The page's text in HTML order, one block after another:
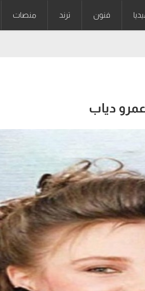
فنون ترند منصات
دياب